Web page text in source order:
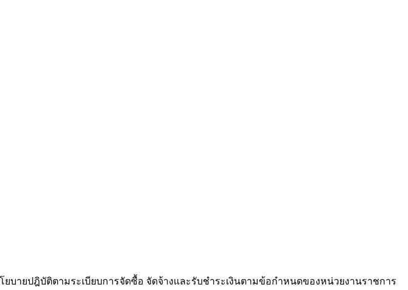
บายปฎิบัติตามระเบียบการจัดซื้อ จัดจ้างและรับชำระเงินตามข้อกำหนดของหน่วยงานราชการ